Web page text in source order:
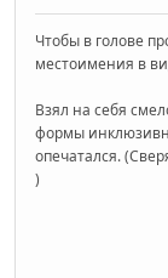
Чтобы в голове
местоимения в
Взял на себя
формы
опечатался.
)